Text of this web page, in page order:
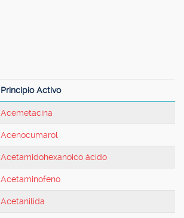
Principio Activo
Acemetacina
Acenocumarol
Acetamidohexanoico ácido
Acetaminofeno
Acetanilida